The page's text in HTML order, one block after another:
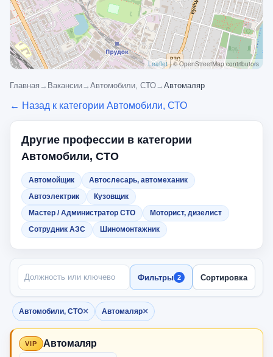
Leaflet |© OpenStreetMap contributors
Главная → Вакансии→ Автомобили, СТО→ Автомаляр
← Назад к категории Автомобили, СТО
Другие профессии в категории
Автомобили, СТО
Автомойщик
Автослесарь, автомеханик
Автоэлектрик
Кузовщик
Мастер / Администратор СТО
Моторист, дизелист
Сотрудник АЗС
Шиномонтажник
ПОИСК ПО НАЗВАНИЮ
Фильтры 2 Сортировка
Автомобили, СТО×
Убрать фильтр
Автомаляр×
Убрать фильтр
VIP Автомаляр